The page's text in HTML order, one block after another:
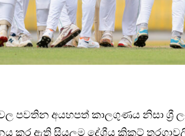
පවතින අයහපත් කාලගුණය නිසා ශ්‍රී
කර ඇති සියලුම දේශීය ක්‍රිකට්